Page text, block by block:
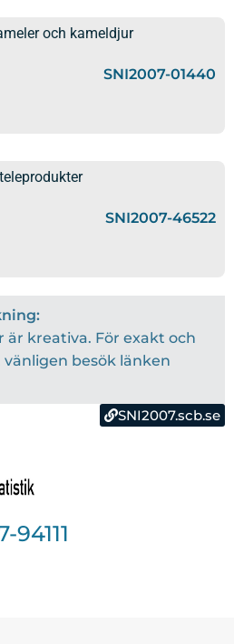
och kameldjur
SNI2007-01440
SNI2007-46522
är kreativa. För exakt och
besök länken
SNI2007.scb.se
94111